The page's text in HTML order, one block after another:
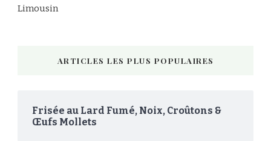
Limousin
ARTICLES LES PLUS POPULAIRES
Frisée au Lard Fumé, Noix, Croûtons &
Œufs Mollets